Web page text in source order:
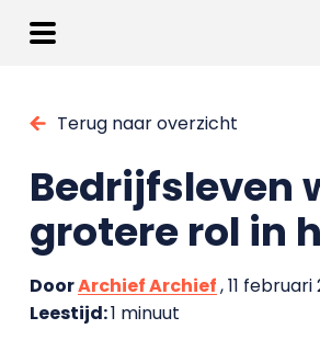
Terug naar overzicht
Bedrijfsleven
grotere rol in
DoorArchief Archief, 11 februari
Leestijd:1 minuut